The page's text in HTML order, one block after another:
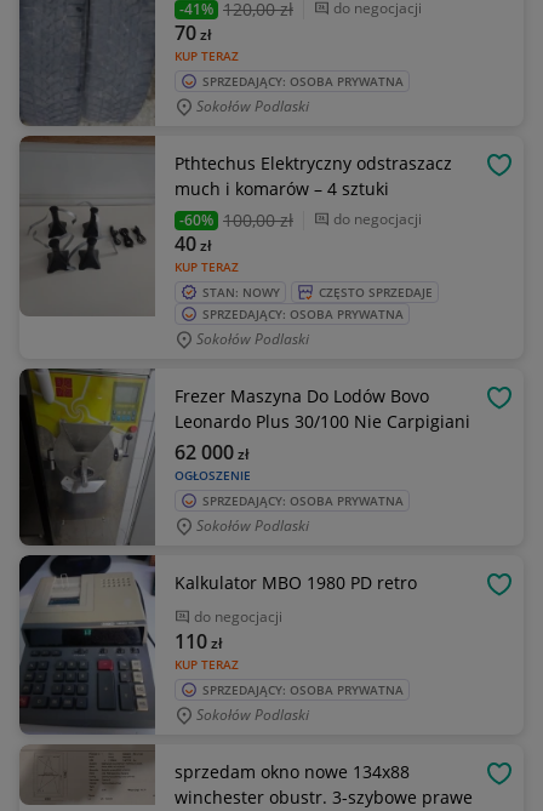
-41% 120,00 zł do negocjacji
KUP TERAZ
70zł
SPRZEDAJĄCY: OSOBA PRYWATNA
Sokołów Podlaski
Pthtechus Elektryczny odstraszacz
much i komarów – 4 sztuki
-60% 100,00 zł do negocjacji
KUP TERAZ
40zł
STAN: NOWY
CZĘSTO SPRZEDAJE
SPRZEDAJĄCY: OSOBA PRYWATNA
Sokołów Podlaski
Frezer Maszyna Do Lodów Bovo
Leonardo Plus 30/100 Nie Carpigiani
OGŁOSZENIE
62 000zł
SPRZEDAJĄCY: OSOBA PRYWATNA
Sokołów Podlaski
Kalkulator MBO 1980 PD retro
do negocjacji
KUP TERAZ
110zł
SPRZEDAJĄCY: OSOBA PRYWATNA
Sokołów Podlaski
sprzedam okno nowe 134x88
winchester obustr. 3-szybowe prawe